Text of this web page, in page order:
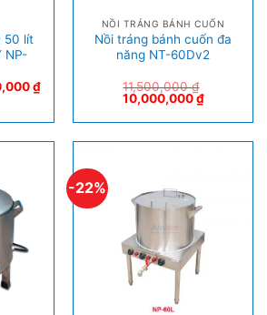
50 lít
NP-
₫
NỒI TRÁNG BÁNH CUỐN
Nồi tráng bánh cuốn đa
năng NT-60Dv2
11,500,000₫
10,000,000₫
-22%